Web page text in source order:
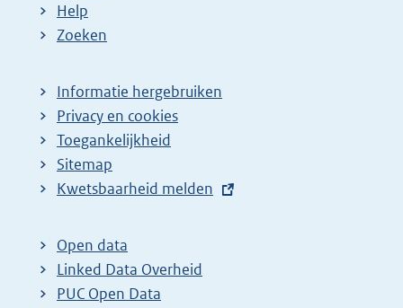
Help
Zoeken
Informatie hergebruiken
Privacy en cookies
Toegankelijkheid
Sitemap
E
t
e
r
Kwetsbaarheid melden
Open data
Linked Data Overheid
PUC Open Data